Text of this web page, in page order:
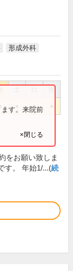
形成外科
祝
●
す。来院前
×閉じる
をお願い致しま
す。 年始1/...(続